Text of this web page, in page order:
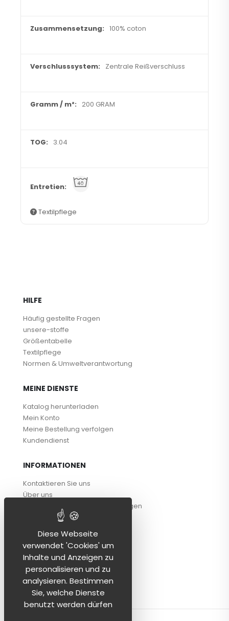
100% coton
Zentrale Reißverschluss
200 GRAM
3.04
e
Textilpflege
HILFE
Häufig gestellte Fragen
unsere-stoffe
Größentabelle
Textilpflege
Normen & Umweltverantwortung
MEINE DIENSTE
Katalog herunterladen
Mein Konto
Meine Bestellung verfolgen
Kundendienst
INFORMATIONEN
Kontaktieren Sie uns
Über uns
Allgemeine Geschäftsbedingungen
Persönliche Daten
Impressum
FOLGEN SIE UNS!
Diese Webseite
verwendet 'Cookies' um
Inhalte und Anzeigen zu
personalisieren und zu
analysieren. Bestimmen
Sie, welche Dienste
benutzt werden dürfen